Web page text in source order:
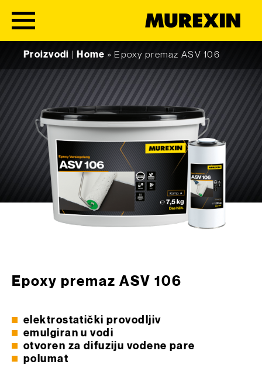
Proizvodi
Home » Epoxy premaz ASV 106
Epoxy premaz ASV 106
elektrostatički provodljiv
emulgiran u vodi
otvoren za difuziju vodene pare
polumat